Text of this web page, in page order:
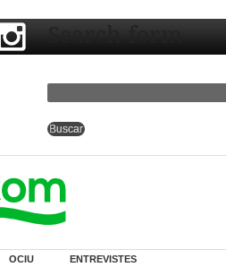
Search form
OCIU ENTREVISTES